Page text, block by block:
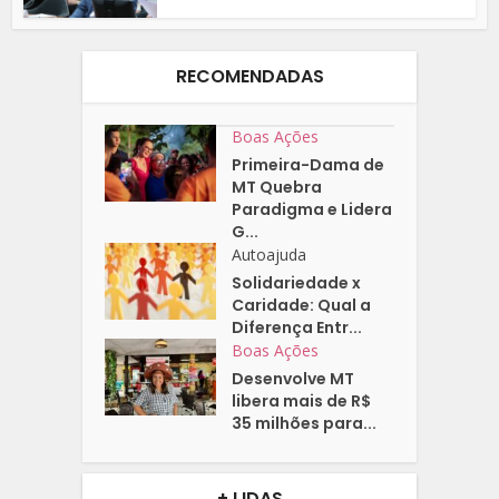
RECOMENDADAS
Boas Ações
Primeira-Dama de
MT Quebra
Paradigma e Lidera
G...
Autoajuda
Solidariedade x
Caridade: Qual a
Diferença Entr...
Boas Ações
Desenvolve MT
libera mais de R$
35 milhões para...